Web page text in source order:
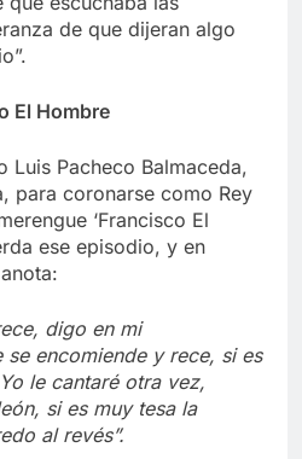
de que dijeran algo
El Hombre
Luis Pacheco Balmaceda,
para coronarse como Rey
‘Francisco El
ese episodio, y en
digo en mi
encomiende y rece, si es
le cantaré otra vez,
si es muy tesa la
al revés”.